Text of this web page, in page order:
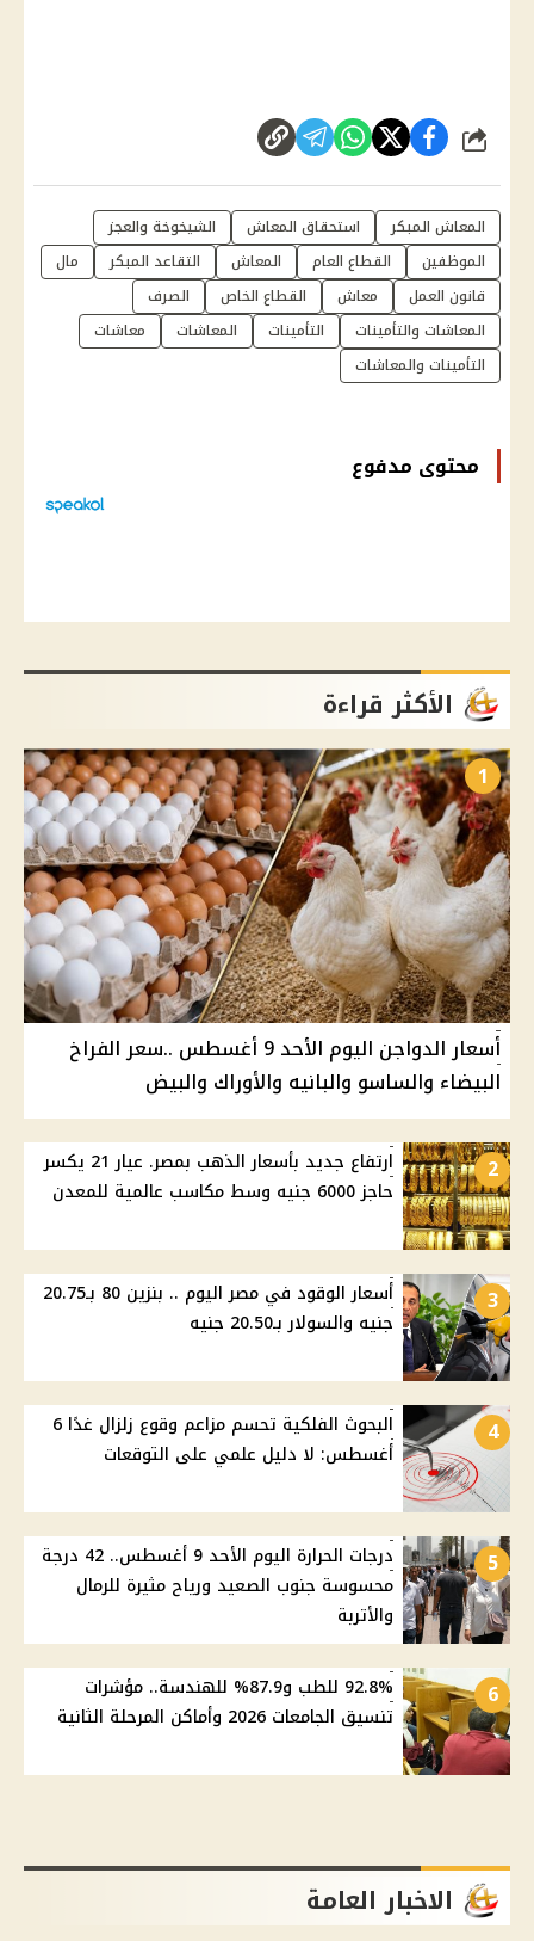
شارك
المعاش المبكر استحقاق المعاش
الشيخوخة والعجز
الموظفين
القطاع العام المعاش التقاعد المبكر
مال
قانون العمل
معاش القطاع الخاص
الصرف
المعاشات والتأمينات
التأمينات المعاشات
معاشات
التأمينات والمعاشات
محتوى مدفوع
الأكثر قراءة
1
أسعار الدواجن اليوم الأحد 9 أغسطس ..سعر الفراخ
البيضاء والساسو والبانيه والأوراك والبيض
2
ارتفاع جديد بأسعار الذهب بمصر. عيار 21 يكسر
حاجز 6000 جنيه وسط مكاسب عالمية للمعدن
3
أسعار الوقود في مصر اليوم .. بنزين 80 بـ20.75
جنيه والسولار بـ20.50 جنيه
4
البحوث الفلكية تحسم مزاعم وقوع زلزال غدًا 6
أغسطس: لا دليل علمي على التوقعات
5
درجات الحرارة اليوم الأحد 9 أغسطس.. 42 درجة
محسوسة جنوب الصعيد ورياح مثيرة للرمال
والأتربة
6
92.8% للطب و87.9% للهندسة.. مؤشرات
تنسيق الجامعات 2026 وأماكن المرحلة الثانية
الاخبار العامة